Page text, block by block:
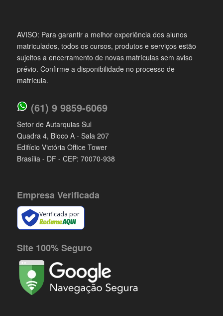
AVISO: Para garantir a melhor experiência dos alunos
matriculados, todos os cursos, produtos e serviços estão
sujeitos a encerramento de novas matrículas sem aviso
prévio. Confirme a disponibilidade no processo de
matrícula.
(61) 9 9859-6069
Setor de Autarquias Sul
Quadra 4, Bloco A - Sala 207
Edifício Victória Office Tower
Brasília - DF - CEP: 70070-938
Empresa Verificada
Verificada por
Site 100% Seguro